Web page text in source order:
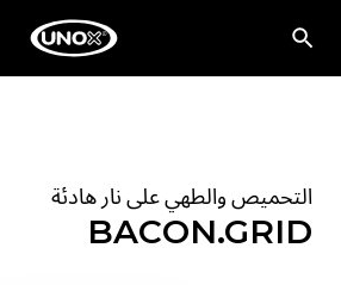
التحميص والطهي على نار هادئة
BACON.GRID